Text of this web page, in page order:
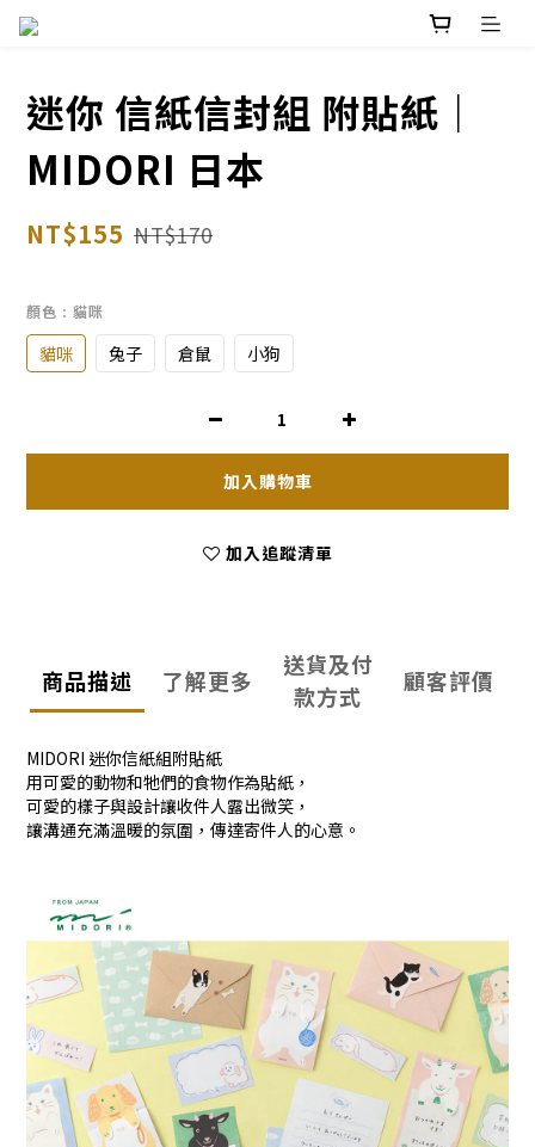
迷你 信紙信封組 附貼紙｜
MIDORI 日本
NT$155 NT$170
顏色 : 貓咪
貓咪 兔子 倉鼠 小狗
加入購物車
加入追蹤清單
商品描述 了解更多
送貨及付
款方式
顧客評價
MIDORI 迷你信紙組附貼紙
用可愛的動物和牠們的食物作為貼紙，
可愛的樣子與設計讓收件人露出微笑，
讓溝通充滿溫暖的氛圍，傳達寄件人的心意。